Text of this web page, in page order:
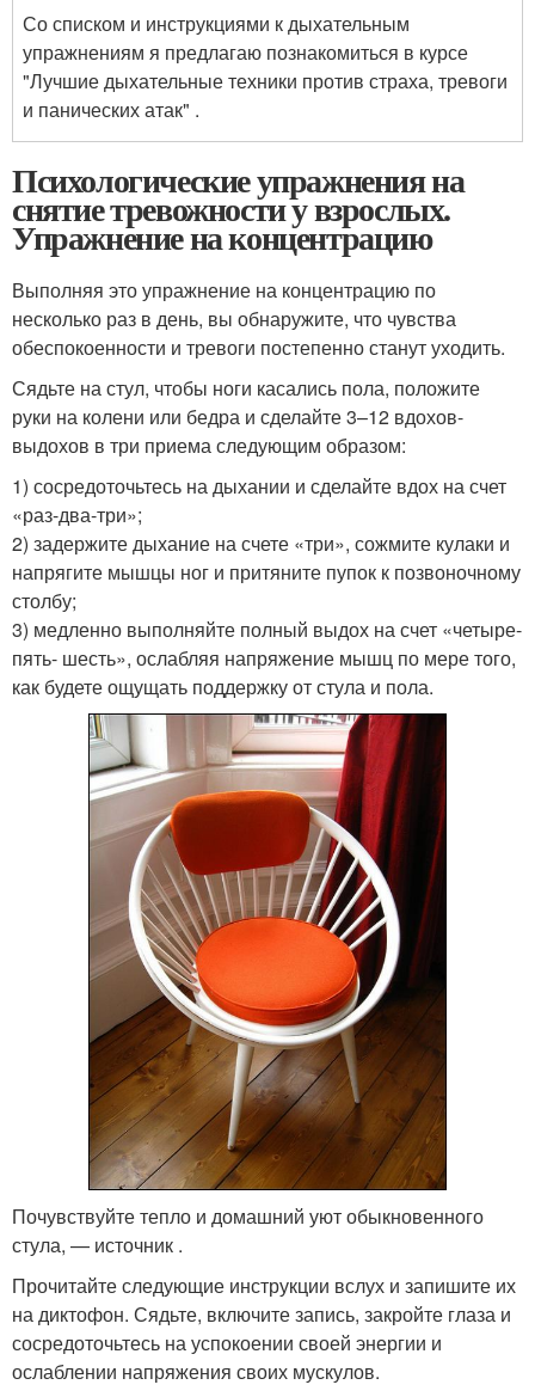
Со списком и инструкциями к дыхательным
упражнениям я предлагаю познакомиться в курсе
"Лучшие дыхательные техники против страха, тревоги
и панических атак" .
Психологические упражнения на
снятие тревожности у взрослых.
Упражнение на концентрацию
Выполняя это упражнение на концентрацию по
несколько раз в день, вы обнаружите, что чувства
обеспокоенности и тревоги постепенно станут уходить.
Сядьте на стул, чтобы ноги касались пола, положите
руки на колени или бедра и сделайте 3–12 вдохов-
выдохов в три приема следующим образом:
1) сосредоточьтесь на дыхании и сделайте вдох на счет
«раз-два-три»;
2) задержите дыхание на счете «три», сожмите кулаки и
напрягите мышцы ног и притяните пупок к позвоночному
столбу;
3) медленно выполняйте полный выдох на счет «четыре-
пять- шесть», ослабляя напряжение мышц по мере того,
как будете ощущать поддержку от стула и пола.
Почувствуйте тепло и домашний уют обыкновенного
стула, — источник .
Прочитайте следующие инструкции вслух и запишите их
на диктофон. Сядьте, включите запись, закройте глаза и
сосредоточьтесь на успокоении своей энергии и
ослаблении напряжения своих мускулов.